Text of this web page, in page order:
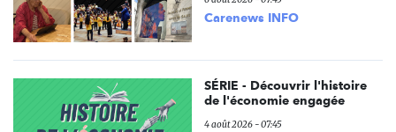
Carenews INFO
SÉRIE - Découvrir l'histoire
de l'économie engagée
4 août 2026 - 07:45